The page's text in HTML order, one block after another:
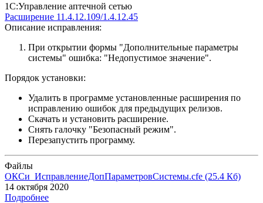
1С:Управление аптечной сетью
Расширение 11.4.12.109/1.4.12.45
Описание исправления:
При открытии формы "Дополнительные параметры
системы" ошибка: "Недопустимое значение".
Порядок установки:
Удалить в программе установленные расширения по
исправлению ошибок для предыдущих релизов.
Скачать и установить расширение.
Снять галочку "Безопасный режим".
Перезапустить программу.
Файлы
ОКСи_ИсправлениеДопПараметровСистемы.cfe (25.4 Кб)
14 октября 2020
Подробнее